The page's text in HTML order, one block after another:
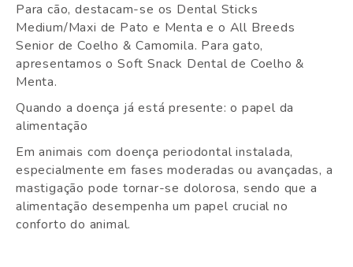
Para cão, destacam-se os Dental Sticks
Medium/Maxi de Pato e Menta e o All Breeds
Senior de Coelho & Camomila. Para gato,
apresentamos o Soft Snack Dental de Coelho &
Menta.
Quando a doença já está presente: o papel da
alimentação
Em animais com doença periodontal instalada,
especialmente em fases moderadas ou avançadas, a
mastigação pode tornar-se dolorosa, sendo que a
alimentação desempenha um papel crucial no
conforto do animal.